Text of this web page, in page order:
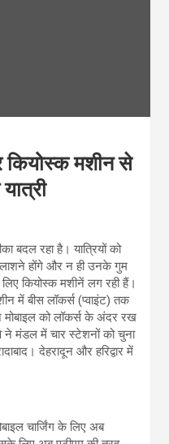
कियोस्क मशीन से
बदल रहा है। यात्रियों को
होंगे और न ही उनके गुम
लिए कियोस्क मशीनें लग रही हैं।
में बीस लॉकर्स (प्वाइंट) तक
को लॉकर्स के अंदर रख
ने मंडल में चार स्टेशनों को चुना
देहरादून और हरिद्वार में
चार्जिंग के लिए अब